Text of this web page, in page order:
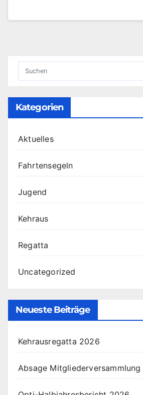
Kategorien
Aktuelles
Fahrtensegeln
Jugend
Kehraus
Regatta
Uncategorized
Neueste Beiträge
Kehrausregatta 2026
Absage Mitgliederversammlung